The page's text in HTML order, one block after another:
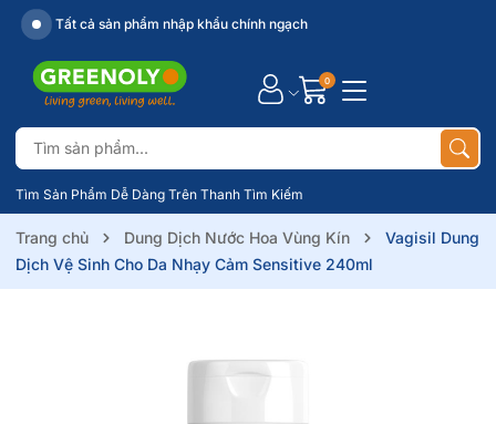
Tất cả sản phẩm nhập khẩu chính ngạch
Tìm Sản Phẩm Dễ Dàng Trên Thanh Tìm Kiếm
0
Trang chủ Dung Dịch Nước Hoa Vùng Kín
Vagisil Dung
Dịch Vệ Sinh Cho Da Nhạy Cảm Sensitive 240ml